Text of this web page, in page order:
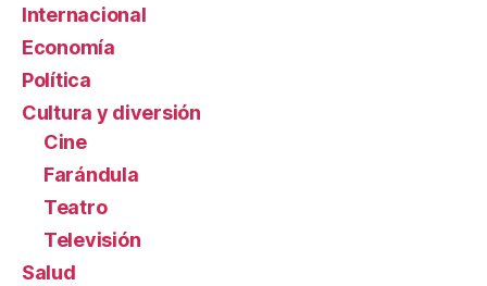
Internacional
Economía
Política
Cultura y diversión
Cine
Farándula
Teatro
Televisión
Salud